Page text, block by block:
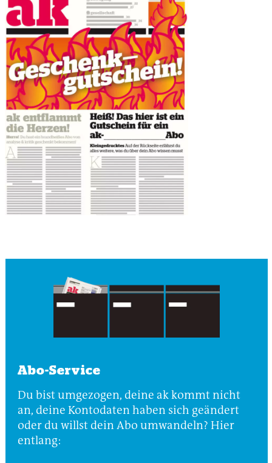
Abo-Service
Du bist umgezogen, deine ak kommt nicht
an, deine Kontodaten haben sich geändert
oder du willst dein Abo umwandeln? Hier
entlang: